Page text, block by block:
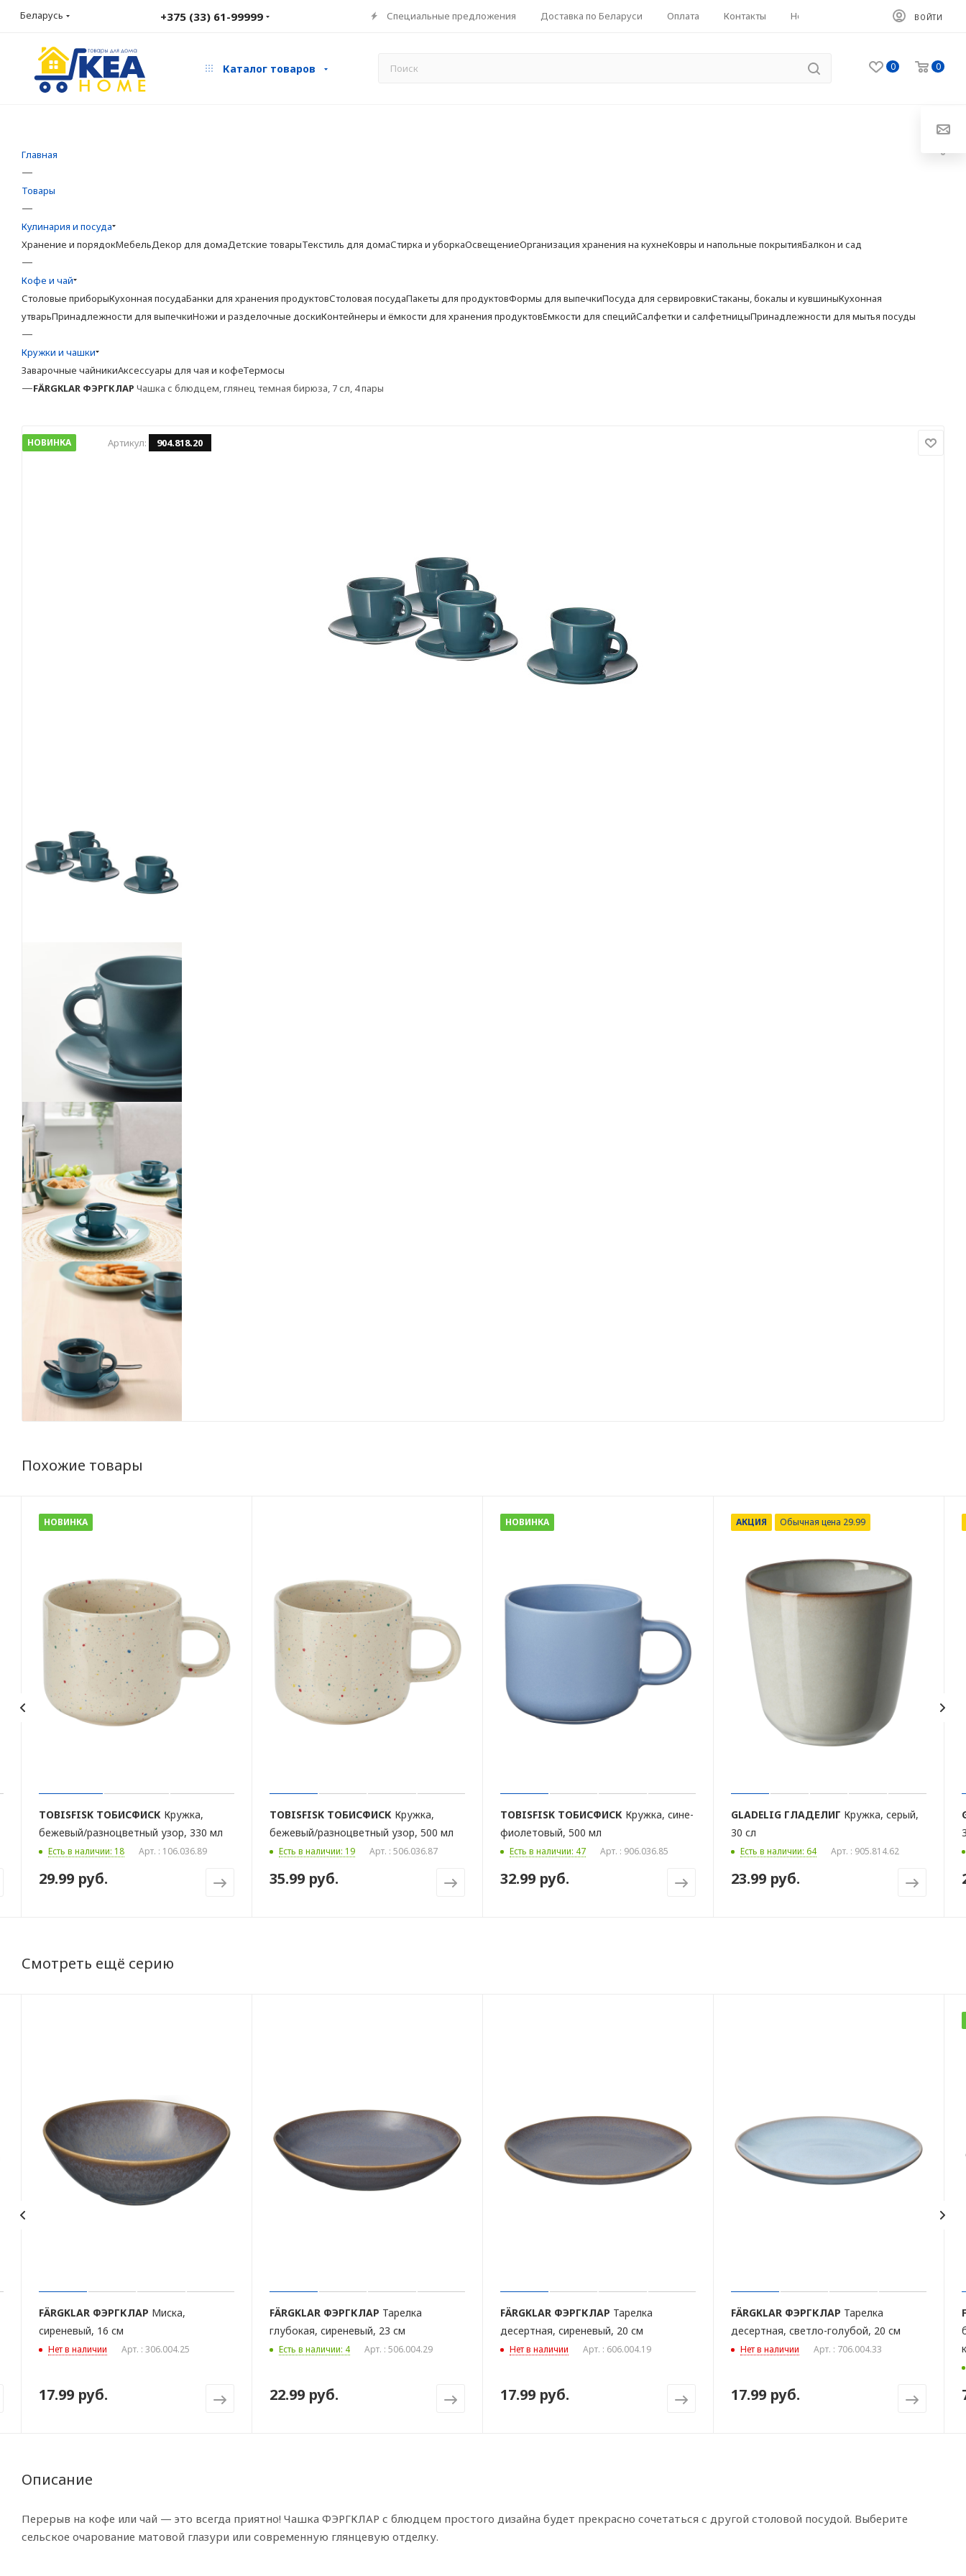
Беларусь +375 (33) 61-99999 Специальные предложения Доставка по Беларуси Оплата Контакты HoReCa ВОЙТИ
Каталог товаров 0 0
Главная
—
Товары
—
Кулинария и посуда
Хранение и порядокМебельДекор для домаДетские товарыТекстиль для домаСтирка и уборкаОсвещениеОрганизация хранения на кухнеКовры и напольные покрытияБалкон и сад
—
Кофе и чай
Столовые приборыКухонная посудаБанки для хранения продуктовСтоловая посудаПакеты для продуктовФормы для выпечкиПосуда для сервировкиСтаканы, бокалы и кувшиныКухонная
утварьПринадлежности для выпечкиНожи и разделочные доскиКонтейнеры и ёмкости для хранения продуктовЕмкости для специйСалфетки и салфетницыПринадлежности для мытья посуды
—
Кружки и чашки
Заварочные чайникиАксессуары для чая и кофеТермосы
—FÄRGKLAR ФЭРГКЛАР Чашка с блюдцем, глянец темная бирюза, 7 сл, 4 пары
НОВИНКА Артикул: 904.818.20
Похожие товары
НОВИНКА
TOBISFISK ТОБИСФИСК Кружка,
бежевый/разноцветный узор, 330 мл
Есть в наличии: 18 Арт. : 106.036.89
29.99 руб.
TOBISFISK ТОБИСФИСК Кружка,
бежевый/разноцветный узор, 500 мл
Есть в наличии: 19 Арт. : 506.036.87
35.99 руб.
НОВИНКА
TOBISFISK ТОБИСФИСК Кружка, сине-
фиолетовый, 500 мл
Есть в наличии: 47 Арт. : 906.036.85
32.99 руб.
АКЦИЯ Обычная цена 29.99
GLADELIG ГЛАДЕЛИГ Кружка, серый,
30 сл
Есть в наличии: 64 Арт. : 905.814.62
23.99 руб.
Смотреть ещё серию
FÄRGKLAR ФЭРГКЛАР Миска,
сиреневый, 16 см
Нет в наличии Арт. : 306.004.25
17.99 руб.
FÄRGKLAR ФЭРГКЛАР Тарелка
глубокая, сиреневый, 23 см
Есть в наличии: 4 Арт. : 506.004.29
22.99 руб.
FÄRGKLAR ФЭРГКЛАР Тарелка
десертная, сиреневый, 20 см
Нет в наличии Арт. : 606.004.19
17.99 руб.
FÄRGKLAR ФЭРГКЛАР Тарелка
десертная, светло-голубой, 20 см
Нет в наличии Арт. : 706.004.33
17.99 руб.
Описание
Перерыв на кофе или чай — это всегда приятно! Чашка ФЭРГКЛАР с блюдцем простого дизайна будет прекрасно сочетаться с другой столовой посудой. Выберите
сельское очарование матовой глазури или современную глянцевую отделку.